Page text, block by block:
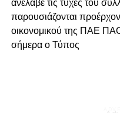
ανέλαβε τις τύχες του
παρουσιάζονται
οικονομικού της ΠΑΕ
σήμερα ο Τύπος